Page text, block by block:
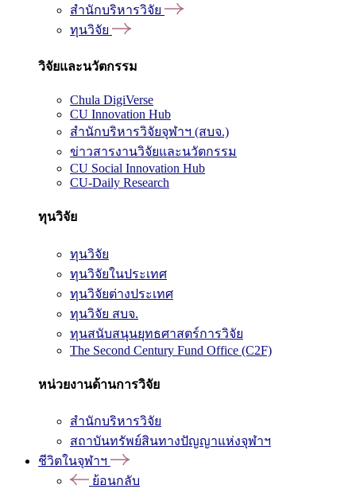
สำนักบริหารวิจัย
ทุนวิจัย
วิจัยและนวัตกรรม
Chula DigiVerse
CU Innovation Hub
สำนักบริหารวิจัยจุฬาฯ (สบจ.)
ข่าวสารงานวิจัยและนวัตกรรม
CU Social Innovation Hub
CU-Daily Research
ทุนวิจัย
ทุนวิจัย
ทุนวิจัยในประเทศ
ทุนวิจัยต่างประเทศ
ทุนวิจัย สบจ.
ทุนสนับสนุนยุทธศาสตร์การวิจัย
The Second Century Fund Office (C2F)
หน่วยงานด้านการวิจัย
สำนักบริหารวิจัย
สถาบันทรัพย์สินทางปัญญาแห่งจุฬาฯ
ชีวิตในจุฬาฯ
ย้อนกลับ